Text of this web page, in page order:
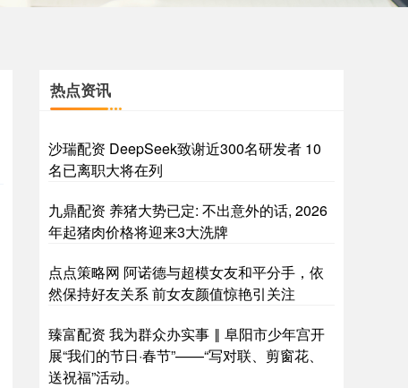
热点资讯
沙瑞配资 DeepSeek致谢近300名研发者 10
名已离职大将在列
九鼎配资 养猪大势已定: 不出意外的话, 2026
年起猪肉价格将迎来3大洗牌
点点策略网 阿诺德与超模女友和平分手，依
然保持好友关系 前女友颜值惊艳引关注
臻富配资 我为群众办实事 ‖ 阜阳市少年宫开
展“我们的节日·春节”——“写对联、剪窗花、
送祝福”活动。